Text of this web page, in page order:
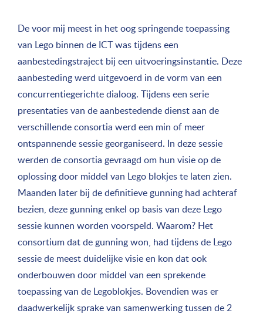
De voor mij meest in het oog springende toepassing
van Lego binnen de ICT was tijdens een
aanbestedingstraject bij een uitvoeringsinstantie. Deze
aanbesteding werd uitgevoerd in de vorm van een
concurrentiegerichte dialoog. Tijdens een serie
presentaties van de aanbestedende dienst aan de
verschillende consortia werd een min of meer
ontspannende sessie georganiseerd. In deze sessie
werden de consortia gevraagd om hun visie op de
oplossing door middel van Lego blokjes te laten zien.
Maanden later bij de definitieve gunning had achteraf
bezien, deze gunning enkel op basis van deze Lego
sessie kunnen worden voorspeld. Waarom? Het
consortium dat de gunning won, had tijdens de Lego
sessie de meest duidelijke visie en kon dat ook
onderbouwen door middel van een sprekende
toepassing van de Legoblokjes. Bovendien was er
daadwerkelijk sprake van samenwerking tussen de 2